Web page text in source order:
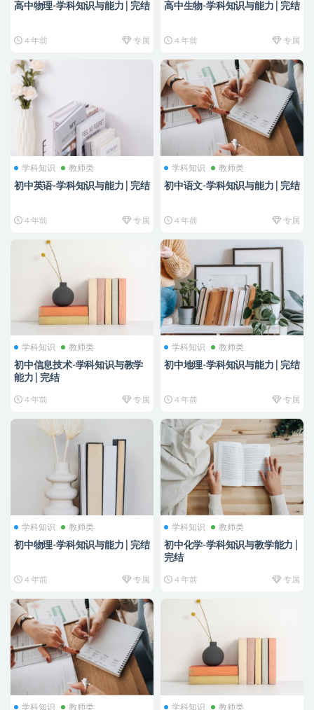
高中物理-学科知识与能力 | 完结
4 年前 专属
高中生物-学科知识与能力 | 完结
4 年前 专属
学科知识 教师类
初中英语-学科知识与能力 | 完结
4 年前 专属
学科知识 教师类
初中语文-学科知识与能力 | 完结
4 年前 专属
学科知识 教师类
初中信息技术-学科知识与教学
能力 | 完结
4 年前 专属
学科知识 教师类
初中地理-学科知识与能力 | 完结
4 年前 专属
学科知识 教师类
初中物理-学科知识与能力 | 完结
4 年前 专属
学科知识 教师类
初中化学-学科知识与教学能力 |
完结
4 年前 专属
学科知识 教师类 学科知识 教师类